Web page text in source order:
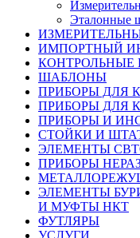
Эталонные
ИМПОРТНЫЙ
КОНТРОЛЬНЫЕ
ШАБЛОНЫ
ПРИБОРЫ ДЛЯ
ПРИБОРЫ ДЛЯ
ПРИБОРЫ И
СТОЙКИ И
ЭЛЕМЕНТЫ
ПРИБОРЫ
ЭЛЕМЕНТЫ
И МУФТЫ НКТ
ФУТЛЯРЫ
УСЛУГИ